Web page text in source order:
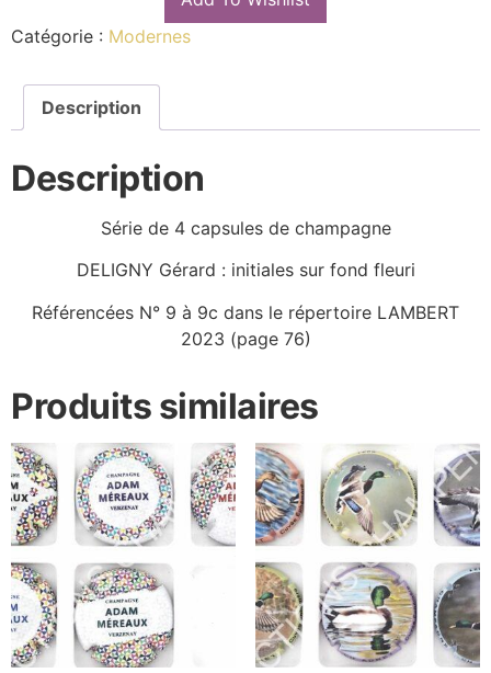
Catégorie : Modernes
Description
Description
Série de 4 capsules de champagne
DELIGNY Gérard : initiales sur fond fleuri
Référencées N° 9 à 9c dans le répertoire LAMBERT
2023 (page 76)
Produits similaires